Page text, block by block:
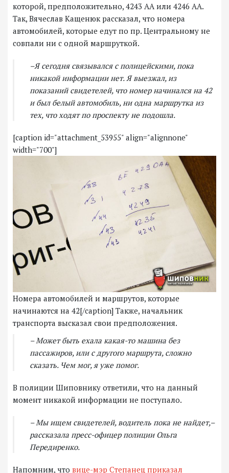
которой, предположительно, 4243 АА или 4246 АА.
Так, Вячеслав Кащенюк рассказал, что номера
автомобилей, которые едут по пр. Центральному не
совпали ни с одной маршруткой.
–Я сегодня связывался с полицейскими, пока
никакой информации нет. Я выезжал, из
показаний свидетелей, что номер начинался на 42
и был белый автомобиль, ни одна маршрутка из
тех, что ходят по проспекту не подошла.
[caption id="attachment_53955" align="alignnone"
width="700"]
Номера автомобилей и маршрутов, которые
начинаются на 42[/caption] Также, начальник
транспорта высказал свои предположения.
– Может быть ехала какая-то машина без
пассажиров, или с другого маршрута, сложно
сказать. Чем мог, я уже помог.
В полиции Шиповнику ответили, что на данный
момент никакой информации не поступало.
– Мы ищем свидетелей, водитель пока не найдет,–
рассказала пресс-офицер полиции Ольга
Передиренко.
Напомним, что вице-мэр Степанец приказал